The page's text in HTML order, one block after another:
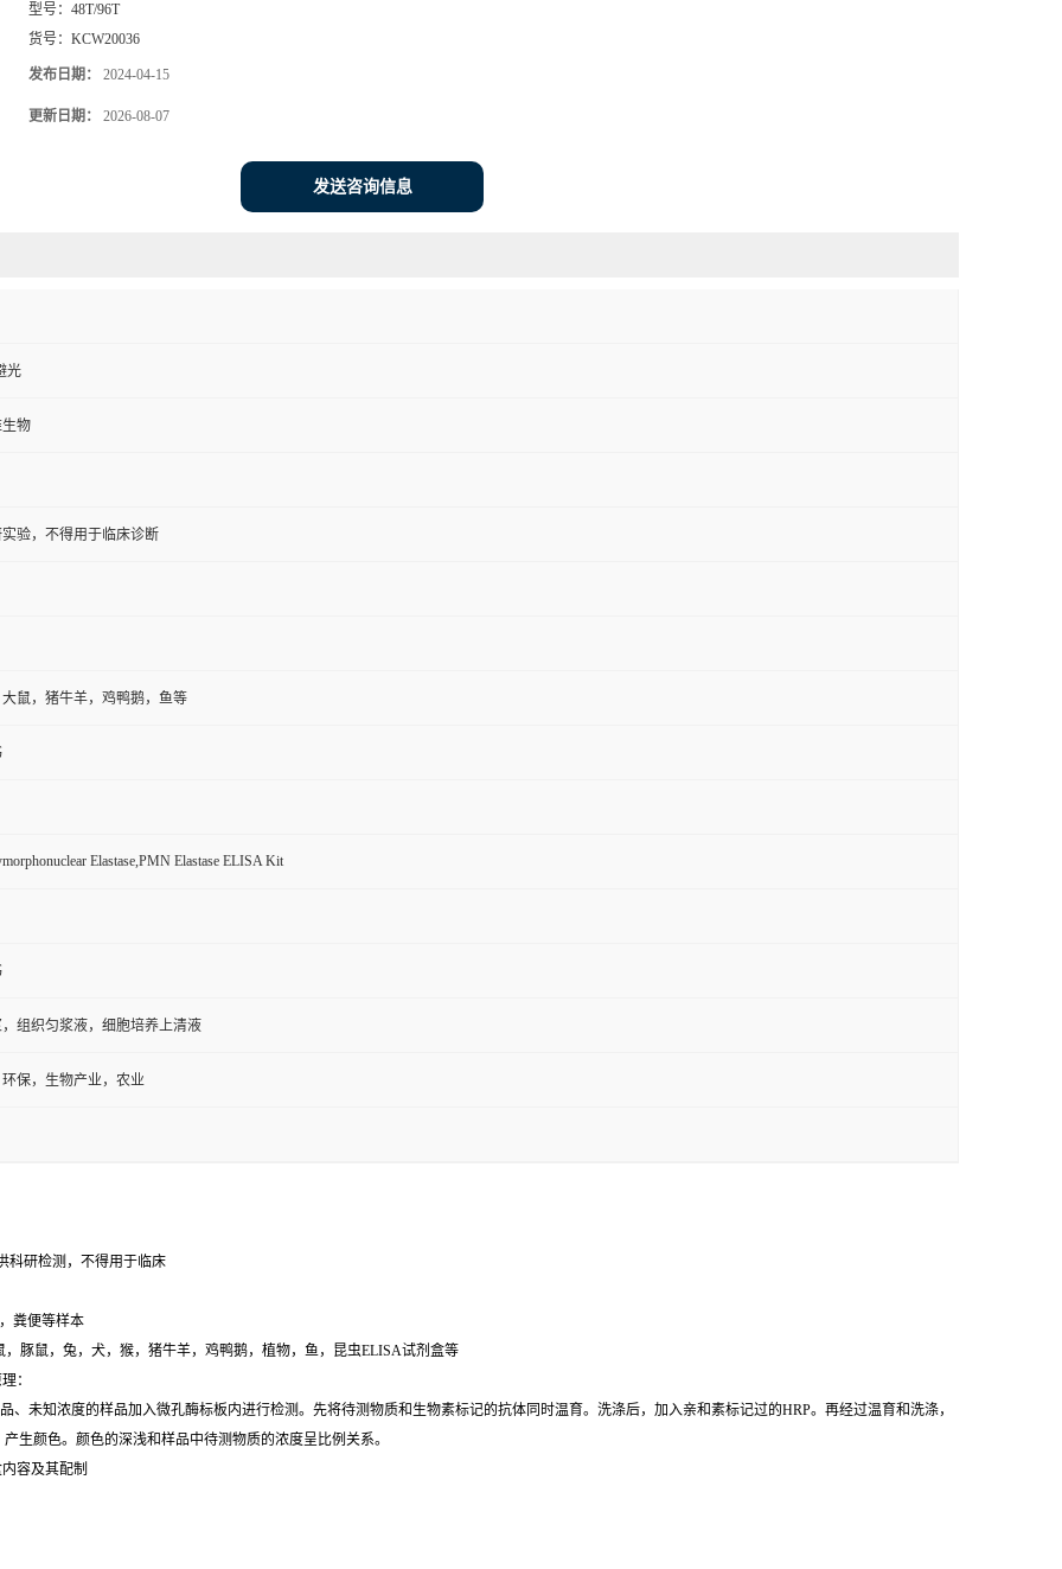
型号： 48T/96T
货号： KCW20036
发布日期： 2024-04-15
更新日期： 2026-08-07
发送咨询信息
光
物
验，不得用于临床诊断
鼠，猪牛羊，鸡鸭鹅，鱼等
Elastase,PMN Elastase ELISA Kit
组织匀浆液，细胞培养上清液
保，生物产业，农业
科研检测，不得用于临床
粪便等样本
豚鼠，兔，犬，猴，猪牛羊，鸡鸭鹅，植物，鱼，昆虫ELISA试剂盒等
：
未知浓度的样品加入微孔酶标板内进行检测。先将待测物质和生物素标记的抗体同时温育。洗涤后，加入亲和素标记过的HRP。再经过温育和洗涤，
生颜色。颜色的深浅和样品中待测物质的浓度呈比例关系。
容及其配制